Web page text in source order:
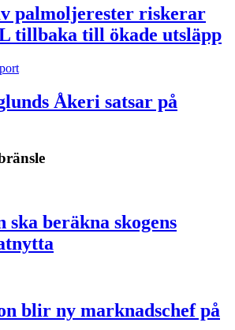
palmoljerester riskerar
tillbaka till ökade utsläpp
Åkeri satsar på
ska beräkna skogens
blir ny marknadschef på